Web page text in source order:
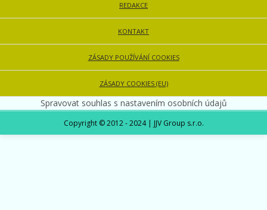
REDAKCE
KONTAKT
ZÁSADY POUŽÍVÁNÍ COOKIES
ZÁSADY COOKIES (EU)
Spravovat souhlas s nastavením osobních údajů
Copyright © 2012 - 2024 | JJV Group s.r.o.